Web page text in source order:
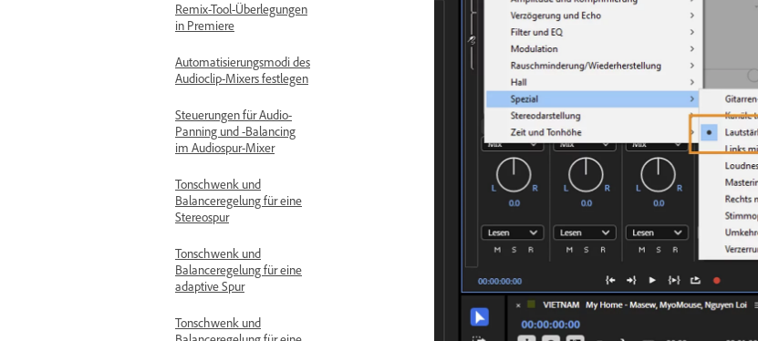
Remix-Tool-Überlegungen
in Premiere
Automatisierungsmodi des
Audioclip-Mixers festlegen
Steuerungen für Audio-
Panning und -Balancing
im Audiospur-Mixer
Tonschwenk und
Balanceregelung für eine
Stereospur
Tonschwenk und
Balanceregelung für eine
adaptive Spur
Tonschwenk und